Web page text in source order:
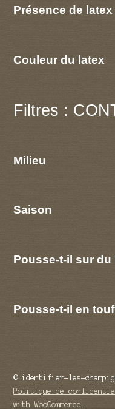
Présence de latex
Couleur du latex
Filtres :
Milieu
Saison
Pousse-t-il sur du
Pousse-t-il en
© identifier-les-
Politique de
with WooCommerce